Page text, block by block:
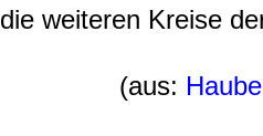
die weiteren Kreise
(aus: